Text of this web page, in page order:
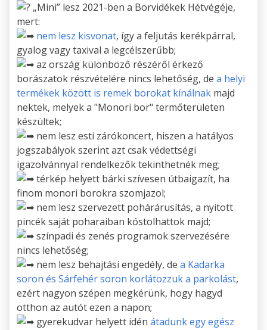
„Mini” lesz 2021-ben a Borvidékek Hétvégéje,
mert:
nem lesz kisvonat, így a feljutás kerékpárral,
gyalog vagy taxival a legcélszerűbb;
az ország különböző részéről érkező
borászatok részvételére nincs lehetőség, de a helyi
termékek között is remek borokat kínálnak majd
nektek, melyek a "Monori bor" termőterületen
készültek;
nem lesz esti zárókoncert, hiszen a hatályos
jogszabályok szerint azt csak védettségi
igazolvánnyal rendelkezők tekinthetnék meg;
térkép helyett bárki szívesen útbaigazít, ha
finom monori borokra szomjazol;
nem lesz szervezett pohárárusítás, a nyitott
pincék saját poharaiban kóstolhattok majd;
színpadi és zenés programok szervezésére
nincs lehetőség;
nem lesz behajtási engedély, de a Kadarka
soron és Sárfehér soron korlátozzuk a parkolást,
ezért nagyon szépen megkérünk, hogy hagyd
otthon az autót ezen a napon;
gyerekudvar helyett idén átadunk egy egész